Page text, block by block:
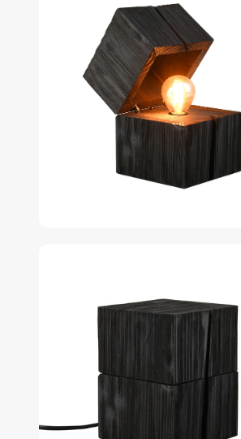
Bildgalerie
springen